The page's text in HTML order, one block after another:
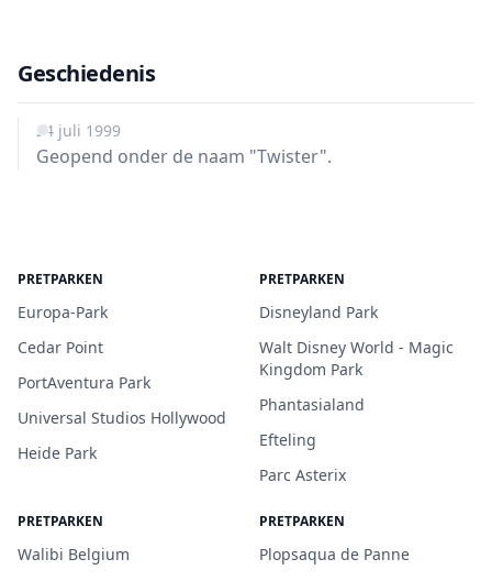
Geschiedenis
24 juli 1999
Geopend onder de naam "Twister".
PRETPARKEN
Europa-Park
Cedar Point
PortAventura Park
Universal Studios Hollywood
Heide Park
PRETPARKEN
Disneyland Park
Walt Disney World - Magic
Kingdom Park
Phantasialand
Efteling
Parc Asterix
PRETPARKEN
Walibi Belgium
PRETPARKEN
Plopsaqua de Panne